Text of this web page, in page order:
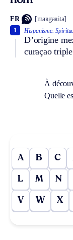
FR [maʀgaʀita]
Hispanisme.
D’origine
curaçao
1
À
Quelle
A B C
L M N
V W X